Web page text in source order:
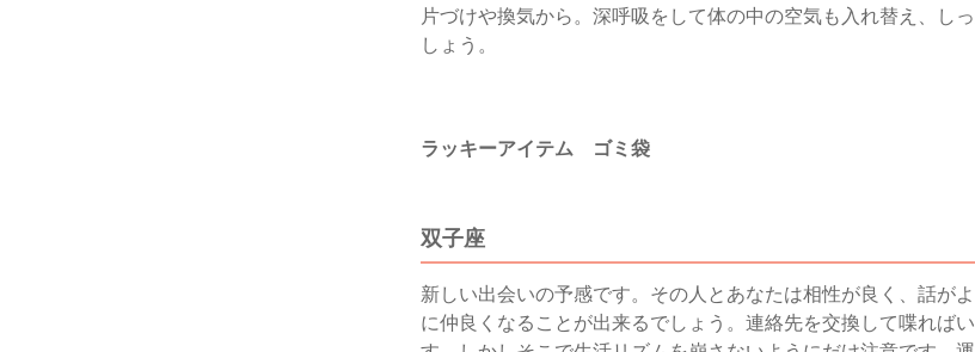
片づけや換気から。深呼吸をして体の中の空気も入れ替え、し
しょう。
ラッキーアイテム ゴミ袋
双子座
新しい出会いの予感です。その人とあなたは相性が良く、話が
に仲良くなることが出来るでしょう。連絡先を交換して喋れば